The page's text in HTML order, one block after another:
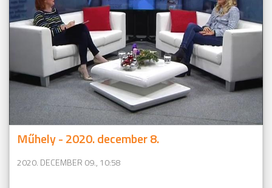
Műhely - 2020. december 8.
2020. DECEMBER 09., 10:58